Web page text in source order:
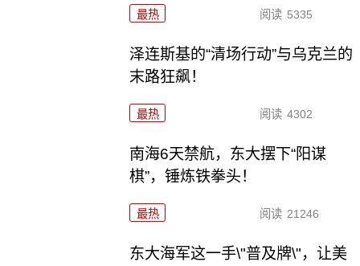
最热 阅读 5335
泽连斯基的“清场行动”与乌克兰的
末路狂飙！
最热 阅读 4302
南海6天禁航，东大摆下“阳谋
棋”，锤炼铁拳头！
最热 阅读 21246
东大海军这一手\"普及牌\"，让美